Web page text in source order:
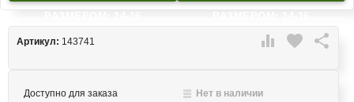
 favorite 
Артикул: 143741
Доступно для заказа
Нет в наличии